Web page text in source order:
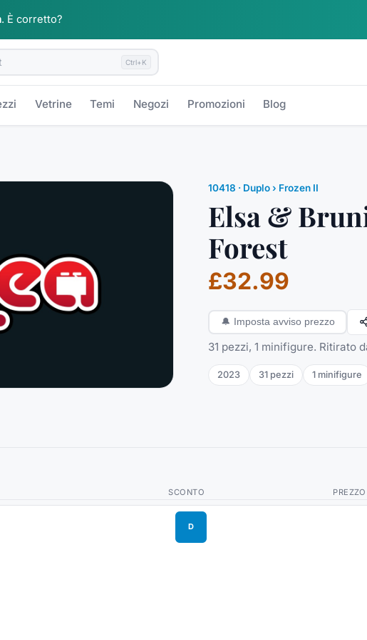
. È corretto?
Ctrl+K
Vetrine Temi Negozi Promozioni Blog
10418 · Duplo› Frozen II
Elsa &
Forest
£32.99
🔔 Imposta avviso prezzo
31 pezzi, 1 minifigure. Ritirato
2023 31 pezzi 1 minifigure
SCONTO
D